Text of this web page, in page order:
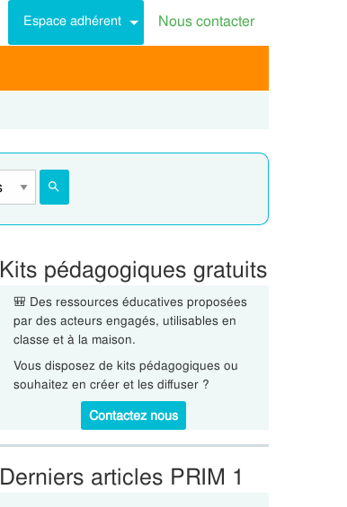
Espace adhérent Nous contacter
Kits pédagogiques gratuits
🎒 Des ressources éducatives proposées
par des acteurs engagés, utilisables en
classe et à la maison.
Vous disposez de kits pédagogiques ou
souhaitez en créer et les diffuser ?
Contactez nous
Derniers articles PRIM 1